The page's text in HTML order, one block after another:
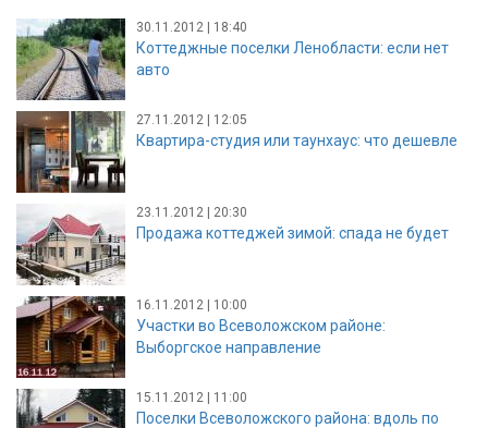
30.11.2012 | 18:40
Коттеджные поселки Ленобласти: если нет
авто
27.11.2012 | 12:05
Квартира-студия или таунхаус: что дешевле
23.11.2012 | 20:30
Продажа коттеджей зимой: спада не будет
16.11.2012 | 10:00
Участки во Всеволожском районе:
Выборгское направление
15.11.2012 | 11:00
Поселки Всеволожского района: вдоль по